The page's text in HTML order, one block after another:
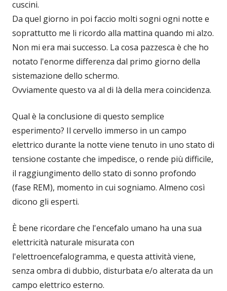
cuscini.
Da quel giorno in poi faccio molti sogni ogni notte e
soprattutto me li ricordo alla mattina quando mi alzo.
Non mi era mai successo. La cosa pazzesca è che ho
notato l'enorme differenza dal primo giorno della
sistemazione dello schermo.
Ovviamente questo va al di là della mera coincidenza.
Qual è la conclusione di questo semplice
esperimento? Il cervello immerso in un campo
elettrico durante la notte viene tenuto in uno stato di
tensione costante che impedisce, o rende più difficile,
il raggiungimento dello stato di sonno profondo
(fase REM), momento in cui sogniamo. Almeno così
dicono gli esperti.
È bene ricordare che l'encefalo umano ha una sua
elettricità naturale misurata con
l'elettroencefalogramma, e questa attività viene,
senza ombra di dubbio, disturbata e/o alterata da un
campo elettrico esterno.